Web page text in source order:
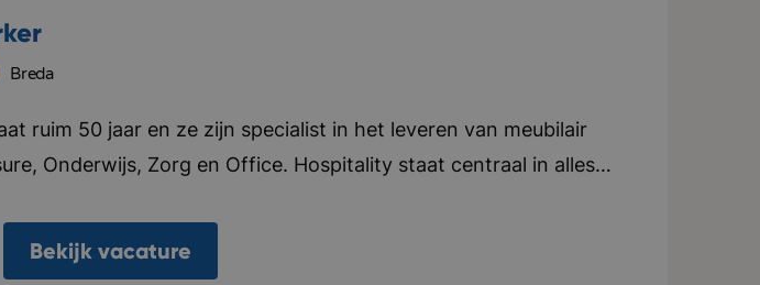
Breda
ruim 50 jaar en ze zijn specialist in het leveren van meubilair
Onderwijs, Zorg en Office. Hospitality staat centraal in alles
Rijen en maken ook een internationale groei door. Duurzaamheid
Bekijk vacature